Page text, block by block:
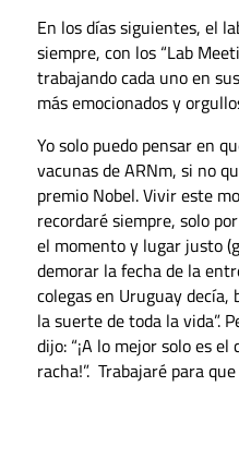
En los días siguientes, el
siempre, con los “Lab
trabajando cada uno en
más emocionados y
Yo solo puedo pensar en
vacunas de ARNm, si no
premio Nobel. Vivir este
recordaré siempre, solo
el momento y lugar justo
demorar la fecha de la
colegas en Uruguay decía,
la suerte de toda la vida”.
dijo: “¡A lo mejor solo es
racha!”. Trabajaré para